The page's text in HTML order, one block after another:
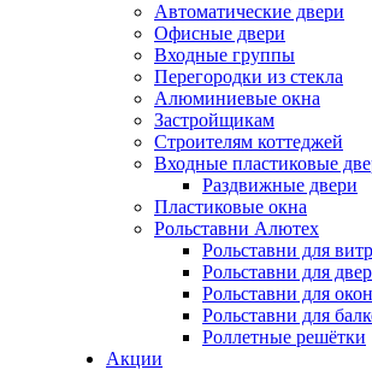
Автоматические двери
Офисные двери
Входные группы
Перегородки из стекла
Алюминиевые окна
Застройщикам
Строителям коттеджей
Входные пластиковые
Раздвижные двери
Пластиковые окна
Рольставни Алютех
Рольставни для
Рольставни для
Рольставни для окон
Рольставни для
Роллетные решётки
Акции